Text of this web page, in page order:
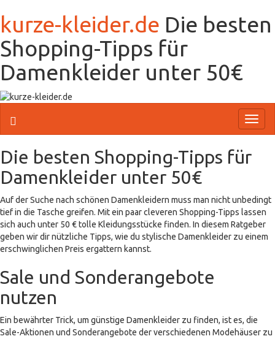
kurze-kleider.de Die besten
Shopping-Tipps für
Damenkleider unter 50€
Die besten Shopping-Tipps für
Damenkleider unter 50€
Auf der Suche nach schönen Damenkleidern muss man nicht unbedingt
tief in die Tasche greifen. Mit ein paar cleveren Shopping-Tipps lassen
sich auch unter 50 € tolle Kleidungsstücke finden. In diesem Ratgeber
geben wir dir nützliche Tipps, wie du stylische Damenkleider zu einem
erschwinglichen Preis ergattern kannst.
Sale und Sonderangebote
nutzen
Ein bewährter Trick, um günstige Damenkleider zu finden, ist es, die
Sale-Aktionen und Sonderangebote der verschiedenen Modehäuser zu